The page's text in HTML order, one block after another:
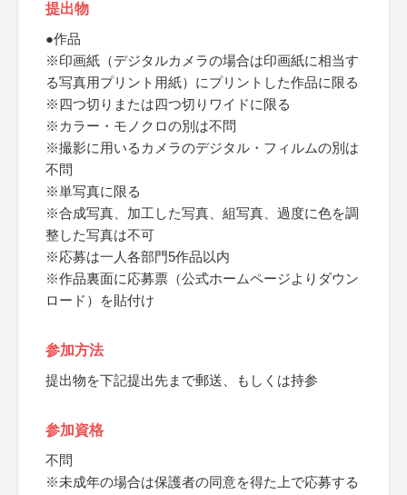
提出物
●作品
※印画紙（デジタルカメラの場合は印画紙に相当す
る写真用プリント用紙）にプリントした作品に限る
※四つ切りまたは四つ切りワイドに限る
※カラー・モノクロの別は不問
※撮影に用いるカメラのデジタル・フィルムの別は
不問
※単写真に限る
※合成写真、加工した写真、組写真、過度に色を調
整した写真は不可
※応募は一人各部門5作品以内
※作品裏面に応募票（公式ホームページよりダウン
ロード）を貼付け
参加方法
提出物を下記提出先まで郵送、もしくは持参
参加資格
不問
※未成年の場合は保護者の同意を得た上で応募する